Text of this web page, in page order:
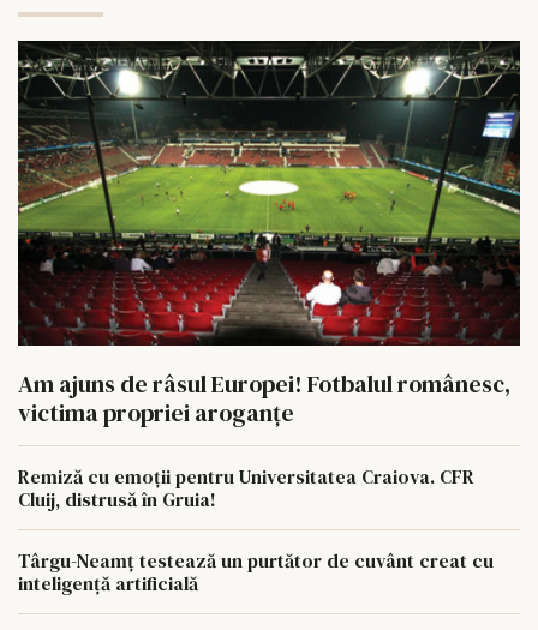
Am ajuns de râsul Europei! Fotbalul românesc,
victima propriei aroganțe
Remiză cu emoții pentru Universitatea Craiova. CFR
Cluij, distrusă în Gruia!
Târgu-Neamț testează un purtător de cuvânt creat cu
inteligență artificială